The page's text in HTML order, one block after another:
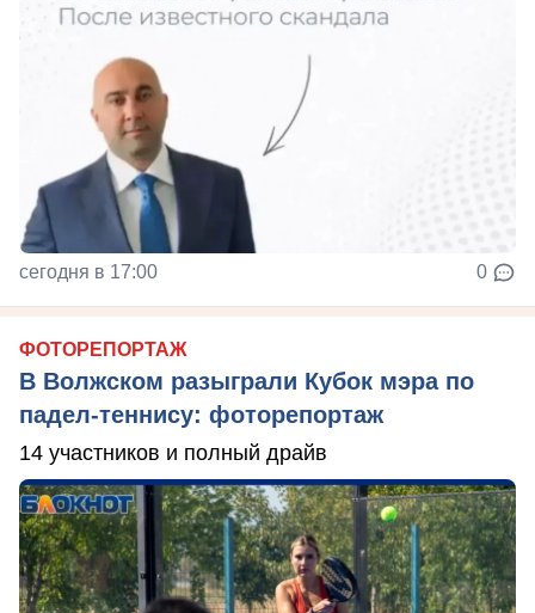
сегодня в 17:00 0
ФОТОРЕПОРТАЖ
В Волжском разыграли Кубок мэра по
падел-теннису: фоторепортаж
14 участников и полный драйв